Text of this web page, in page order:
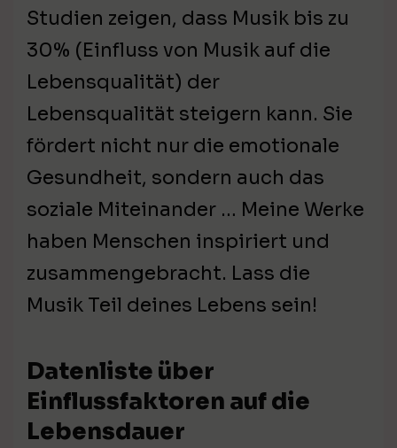
Studien zeigen, dass Musik bis zu
30% (Einfluss von Musik auf die
Lebensqualität) der
Lebensqualität steigern kann. Sie
fördert nicht nur die emotionale
Gesundheit, sondern auch das
soziale Miteinander … Meine Werke
haben Menschen inspiriert und
zusammengebracht. Lass die
Musik Teil deines Lebens sein!
Datenliste über
Einflussfaktoren auf die
Lebensdauer